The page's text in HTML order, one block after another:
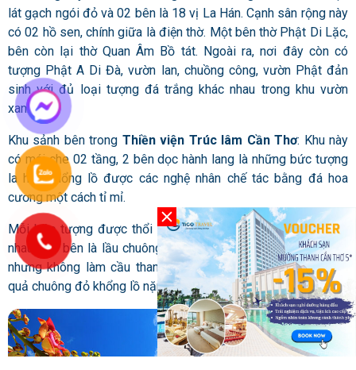
lát gạch ngói đỏ và 02 bên là 18 vị La Hán. Cạnh sân rộng này
có 02 hồ sen, chính giữa là điện thờ. Một bên thờ Phật Di Lặc,
bên còn lại thờ Quan Âm Bồ tát. Ngoài ra, nơi đây còn có
tượng Phật A Di Đà, vườn lan, chuồng công, vườn Phật đản
sinh với đủ loại tượng đá trắng khác nhau trong khu vườn
xanh mát.
Khu sảnh bên trong Thiền viện Trúc lâm Cần Thơ: Khu này
có mái che 02 tầng, 2 bên dọc hành lang là những bức tượng
la hán khổng lồ được các nghệ nhân chế tác bằng đá hoa
cương một cách tỉ mỉ.
Mỗi bức tượng được thổi hồn đều mang một thần thái khác
nhau. Hai bên là lầu chuông và lầu trống, 03 gian có mái che
nhưng không làm cầu thang đi lên. Tại tháp chuông có một
quả chuông đỏ khổng lồ nặng 1.5 tấn.